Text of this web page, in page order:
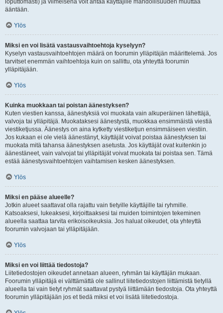
loputtomasti) ja viimeisenä voit antaa käyttäjille mahdollisuuden muuttaa
ääntään.
Ylös
Miksi en voi lisätä vastausvaihtoehtoja kyselyyn?
Kyselyn vastausvaihtoehtojen määrä on foorumin ylläpitäjän määrittelemä. Jos
tarvitset enemmän vaihtoehtoja kuin on sallittu, ota yhteyttä foorumin
ylläpitäjään.
Ylös
Kuinka muokkaan tai poistan äänestyksen?
Kuten viestien kanssa, äänestyksiä voi muokata vain alkuperäinen lähettäjä,
valvoja tai ylläpitäjä. Muokataksesi äänestystä, muokkaa ensimmäistä viestiä
viestiketjussa. Äänestys on aina kytketty viestiketjun ensimmäiseen viestiin.
Jos kukaan ei ole vielä äänestänyt, käyttäjät voivat poistaa äänestyksen tai
muokata mitä tahansa äänestyksen asetusta. Jos käyttäjät ovat kuitenkin jo
äänestäneet, vain valvojat tai ylläpitäjät voivat muokata tai poistaa sen. Tämä
estää äänestysvaihtoehtojen vaihtamisen kesken äänestyksen.
Ylös
Miksi en pääse alueelle?
Jotkin alueet saattavat olla rajattu vain tietyille käyttäjille tai ryhmille.
Katsoaksesi, lukeaksesi, kirjoittaaksesi tai muiden toimintojen tekeminen
alueella saattaa tarvita erikoisoikeuksia. Jos haluat oikeudet, ota yhteyttä
foorumin valvojaan tai ylläpitäjään.
Ylös
Miksi en voi liittää tiedostoja?
Liitetiedostojen oikeudet annetaan alueen, ryhmän tai käyttäjän mukaan.
Foorumin ylläpitäjä ei välttämättä ole sallinut liitetiedostojen liittämistä tietyllä
alueella tai vain tietyt ryhmät saattavat pystyä liittämään tiedostoja. Ota yhteyttä
foorumin ylläpitäjään jos et tiedä miksi et voi lisätä liitetiedostoja.